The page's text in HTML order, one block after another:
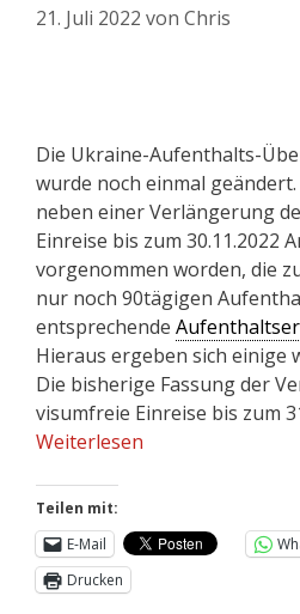
21. Juli 2022 von Chris
Die Ukraine-Aufenthalts-
wurde noch einmal
neben einer Verlängerung
Einreise bis zum 30.11.2022
vorgenommen worden, die
nur noch 90tägigen
entsprechende
Hieraus ergeben sich einige
Die bisherige Fassung der
visumfreie Einreise bis zum
Weiterlesen
Teilen mit:
E-Mail
Drucken